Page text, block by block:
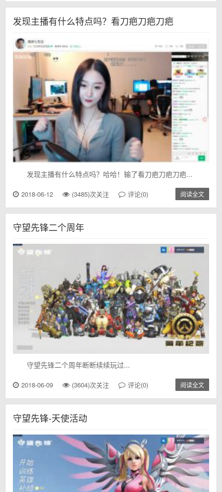
发现主播有什么特点吗？看刀疤刀疤刀疤
发现主播有什么特点吗？哈哈！输了看刀疤刀疤刀疤...
2018-06-12 (3485)次关注 评论(0) 阅读全文
守望先锋二个周年
守望先锋二个周年断断续续玩过...
2018-06-09 (3604)次关注 评论(0) 阅读全文
守望先锋-天使活动